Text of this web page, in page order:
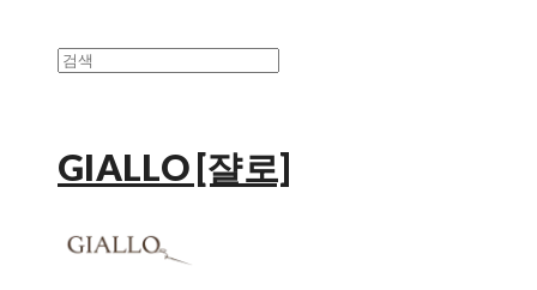
GIALLO [쟐로]